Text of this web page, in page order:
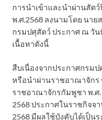
การนำเข้าและนำผ่านสัต
พ.ศ.2568 ลงนามโดย นา
กรมปศุสัตว์ ประกาศ ณ วัน
เนื้อหาดังนี้
สืบเนื่องจากประกาศกรมป
หรือนำผ่านราชอาณาจักร
ราชอาณาจักรกัมพูชา พ.ศ.
2568 ประกาศในราชกิจจ
2568 มีผลใช้บังคับได้เป็น